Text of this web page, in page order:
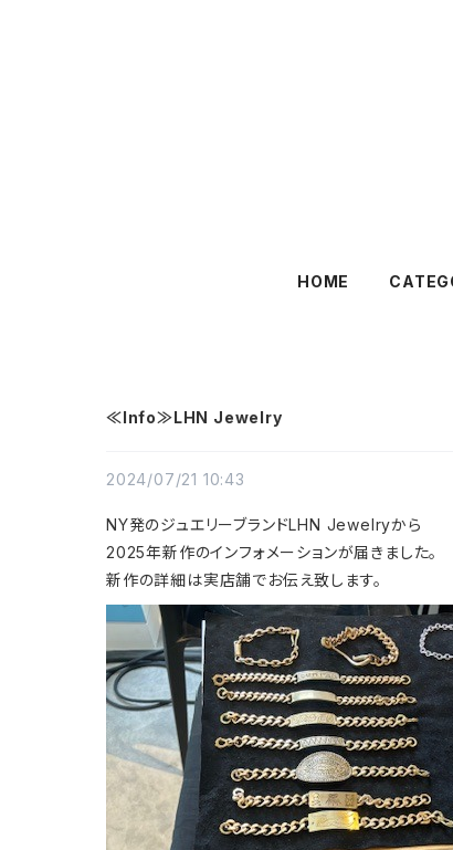
HOME
≪Info≫LHN Jewelry
2024/07/21 10:43
NY発のジュエリーブランドLHN Jewelryから
2025年新作のインフォメーションが届きました。
新作の詳細は実店舗でお伝え致します。